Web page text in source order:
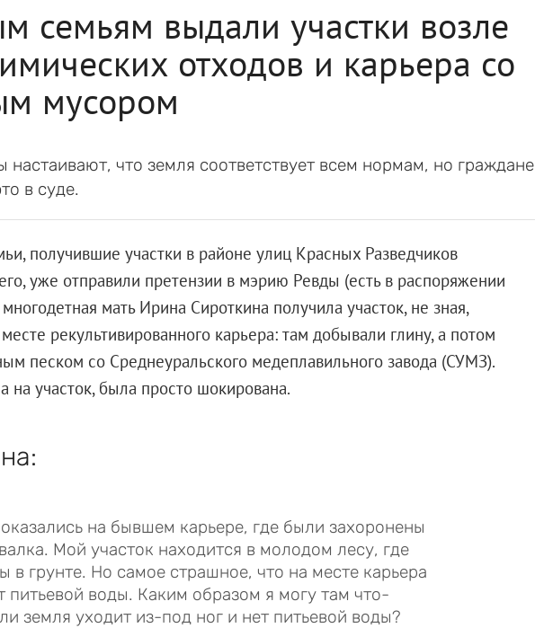
семьям выдали участки возле
отходов и карьера со
мусором
что земля соответствует всем нормам, но граждане
в суде.
получившие участки в районе улиц Красных Разведчиков
уже отправили претензии в мэрию Ревды (есть в распоряжении
мать Ирина Сироткина получила участок, не зная,
рекультивированного карьера: там добывали глину, а потом
песком со Среднеуральского медеплавильного завода (СУМЗ).
на участок, была просто шокирована.
на бывшем карьере, где были захоронены
Мой участок находится в молодом лесу, где
в грунте. Но самое страшное, что на месте карьера
питьевой воды. Каким образом я могу там что-
земля уходит из-под ног и нет питьевой воды?